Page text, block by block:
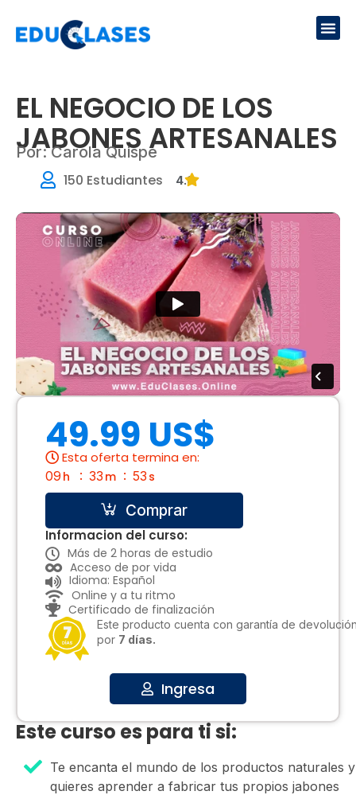
contenido
EL NEGOCIO DE LOS
JABONES ARTESANALES
Por: Carola Quispe
150 Estudiantes 4.8
49.99 US$
Esta oferta termina en:
09 h 33 m 53 s
Comprar
Informacion del curso:
Más de 2 horas de estudio
Acceso de por vida
Idioma: Español
Online y a tu ritmo
Certificado de finalización
Este producto cuenta con garantía de
por 7 días.
Ingresa
Este curso es para ti si:
Te encanta el mundo de los productos naturales y
quieres aprender a fabricar tus propios jabones